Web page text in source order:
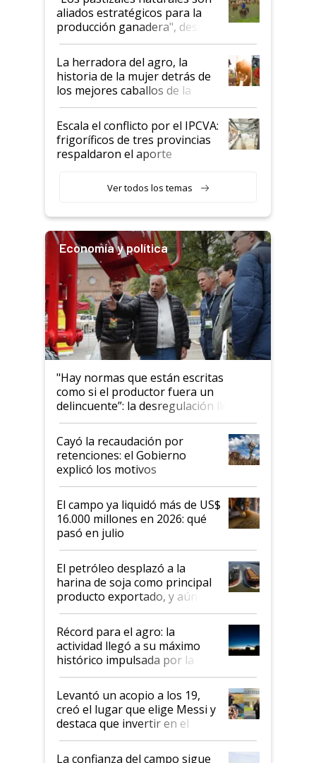
para el agro en Argentina, con
foco en la carne
aliados estratégicos para la
producción ganadera", destaca
la iniciativa que ya reúne a 46
establecimientos en Argentina
La herradora del agro, la
historia de la mujer detrás de
los mejores caballos de la
Argentina y los mitos que
todavía hacen sufrir a estos
animales: "Mientras me
descalificaban, yo seguí
haciendo currículum"
Escala el conflicto por el IPCVA:
frigoríficos de tres provincias
respaldaron el aporte
Ver todos los temas
Economía y política
"Hay normas que están escritas
como si el productor fuera un
delincuente”: la desregulación llegó
al Congreso Aapresid y hasta se
habló del financiamiento al IPCVA
Cayó la recaudación por
retenciones: el Gobierno
explicó los motivos
El campo ya liquidó más de US$
16.000 millones en 2026: qué
pasó en julio
El petróleo desplazó a la
harina de soja como principal
producto exportado, y aún así
el agro aportó casi seis de cada
diez dólares y sostuvo el
liderazgo en un semestre
récord
Récord para el agro: la
actividad llegó a su máximo
histórico impulsada por la
cosecha y las exportaciones
Levantó un acopio a los 19,
creó el lugar que elige Messi y
destaca que invertir en el
kirchnerismo era como "darle
plata a un hijo para droga":
La confianza del campo sigue